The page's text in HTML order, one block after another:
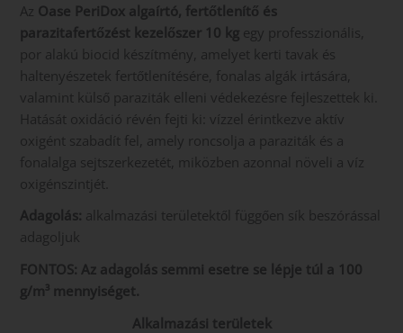
Az Oase PeriDox algaírtó, fertőtlenítő és
parazitafertőzést kezelőszer 10 kg egy professzionális,
por alakú biocid készítmény, amelyet kerti tavak és
haltenyészetek fertőtlenítésére, fonalas algák irtására,
valamint külső paraziták elleni védekezésre fejleszettek ki.
Hatását oxidáció révén fejti ki: vízzel érintkezve aktív
oxigént szabadít fel, amely roncsolja a paraziták és a
fonalalga sejtszerkezetét, miközben azonnal növeli a víz
oxigénszintjét.
Adagolás: alkalmazási területektől függően sík beszórással
adagoljuk
FONTOS: Az adagolás semmi esetre se lépje túl a 100
g/m³ mennyiséget.
Alkalmazási területek